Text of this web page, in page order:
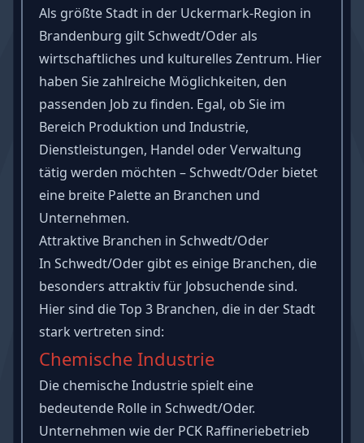
Als größte Stadt in der Uckermark-Region in
Brandenburg gilt Schwedt/Oder als
wirtschaftliches und kulturelles Zentrum. Hier
haben Sie zahlreiche Möglichkeiten, den
passenden Job zu finden. Egal, ob Sie im
Bereich Produktion und Industrie,
Dienstleistungen, Handel oder Verwaltung
tätig werden möchten – Schwedt/Oder bietet
eine breite Palette an Branchen und
Unternehmen.
Attraktive Branchen in Schwedt/Oder
In Schwedt/Oder gibt es einige Branchen, die
besonders attraktiv für Jobsuchende sind.
Hier sind die Top 3 Branchen, die in der Stadt
stark vertreten sind:
Chemische Industrie
Die chemische Industrie spielt eine
bedeutende Rolle in Schwedt/Oder.
Unternehmen wie der PCK Raffineriebetrieb